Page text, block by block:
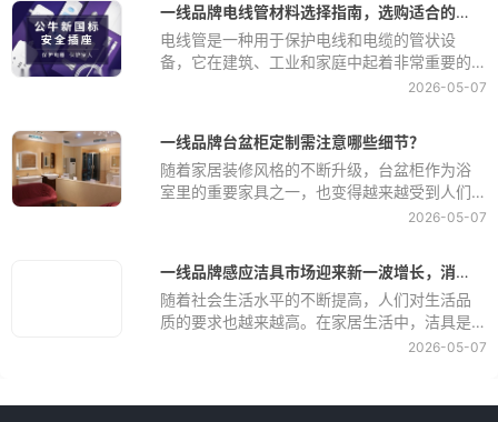
浴盆适合家庭使用呢？今天我们邀请了几位专
家，他们将分享一些选购浴盆的技巧，帮助大
家选择一款适合家庭使用的浴盆。
一线品牌电线管材料选择指南，选购适合的产品
电线管是一种用于保护电线和电缆的管状设
备，它在建筑、工业和家庭中起着非常重要的
作用。选择适合的电线管材料对于保护电线和
用性和经济性等因素。本文将为您介绍一些常
见的一线品牌电线管材料，并提供选购指南，
帮助您选择适合的产品。
2026-05-07
一线品牌台盆柜定制需注意哪些细节？
随着家居装修风格的不断升级，台盆柜作为浴
室里的重要家具之一，也变得越来越受到人们
的重视。而对于很多消费者来说，选择定制台
致后期使用时的不便。下面就让我们一起来看
看在定制台盆柜时需要注意哪些细节。
2026-05-07
一线品牌感应洁具市场迎来新一波增长，消费者需求持续升温
随着社会生活水平的不断提高，人们对生活品
质的要求也越来越高。在家居生活中，洁具是
必不可少的一部分，它直接关系到我们的生活
费者对于一线品牌感应洁具的需求也持续升
2026-05-07